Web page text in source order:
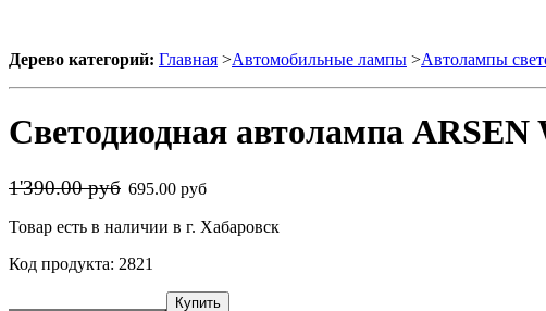
Дерево категорий: Главная >Автомобильные лампы >Автолампы
Светодиодная автолампа
1'390.00 руб 695.00 руб
Товар есть в наличии в г. Хабаровск
Код продукта: 2821